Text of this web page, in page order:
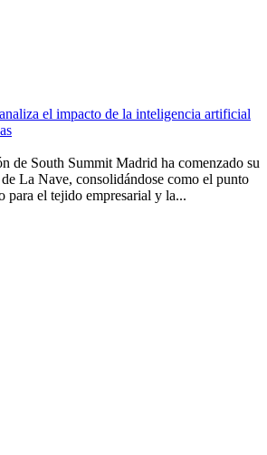
el impacto de la inteligencia artificial
de South Summit Madrid ha comenzado su
La Nave, consolidándose como el punto
para el tejido empresarial y la...